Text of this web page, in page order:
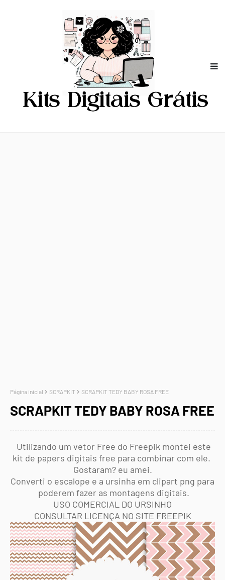
Página inicial SCRAPKIT SCRAPKIT TEDY BABY ROSA FREE
SCRAPKIT TEDY BABY ROSA FREE
Utilizando um vetor Free do Freepik montei este
kit de papers digitais free para combinar com ele.
Gostaram? eu amei.
Converti o escalope e a ursinha em clipart png para
poderem fazer as montagens digitais.
USO COMERCIAL DO URSINHO
CONSULTAR LICENÇA NO SITE FREEPIK